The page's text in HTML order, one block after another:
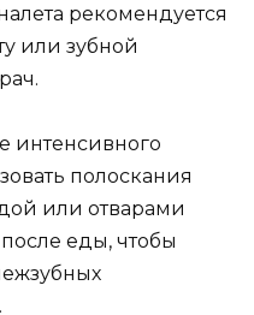
рекомендуется
или зубной
интенсивного
полоскания
или отварами
еды, чтобы